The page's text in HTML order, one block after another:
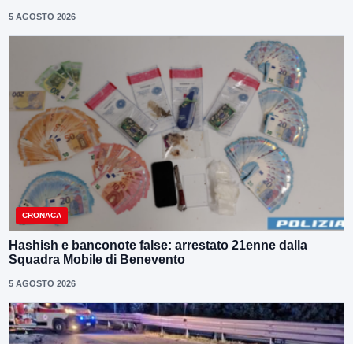
5 AGOSTO 2026
CRONACA
Hashish e banconote false: arrestato 21enne dalla
Squadra Mobile di Benevento
5 AGOSTO 2026